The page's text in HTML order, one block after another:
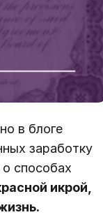
в блоге
заработку
способах
икрой,